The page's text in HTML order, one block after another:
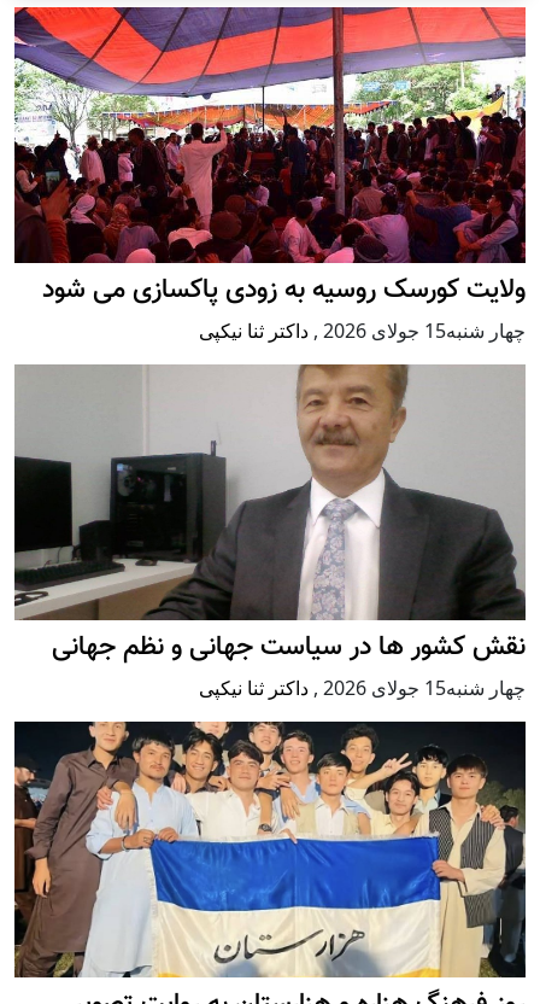
ولایت کورسک روسیه به زودی پاکسازی می شود
چهار شنبه15 جولای 2026 , داکتر ثنا نیکپی
نقش کشور ها در سیاست جهانی و نظم جهانی
چهار شنبه15 جولای 2026 , داکتر ثنا نیکپی